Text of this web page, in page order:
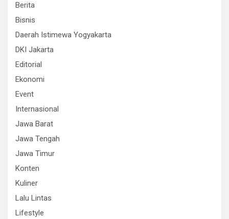
Berita
Bisnis
Daerah Istimewa Yogyakarta
DKI Jakarta
Editorial
Ekonomi
Event
Internasional
Jawa Barat
Jawa Tengah
Jawa Timur
Konten
Kuliner
Lalu Lintas
Lifestyle